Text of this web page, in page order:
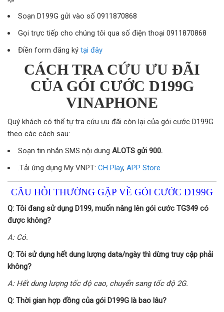
Soạn D199G gửi vào số 0911870868
Gọi trực tiếp cho chúng tôi qua số điện thoại 0911870868
Điền form đăng ký tại đây
CÁCH TRA CỨU ƯU ĐÃI
CỦA GÓI CƯỚC D199G
VINAPHONE
Quý khách có thể tự tra cứu ưu đãi còn lại của gói cước D199G
theo các cách sau:
Soạn tin nhắn SMS nội dung ALOTS gửi 900.
.Tải ứng dụng My VNPT: CH Play, APP Store
CÂU HỎI THƯỜNG GẶP VỀ GÓI CƯỚC D199G
Q: Tôi đang sử dụng D199, muốn nâng lên gói cước TG349 có
được không?
A: Có.
Q: Tôi sử dụng hết dung lượng data/ngày thì dừng truy cập phải
không?
A: Hết dung lượng tốc độ cao, chuyển sang tốc độ 2G.
Q: Thời gian hợp đồng của gói D199G là bao lâu?